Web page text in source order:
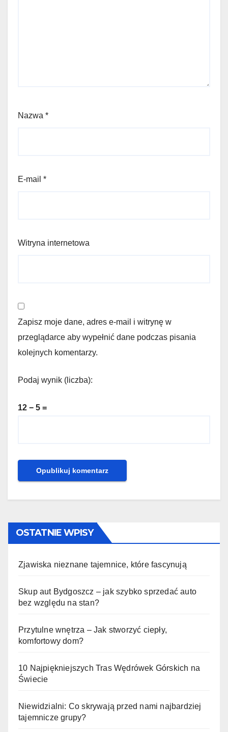
Nazwa *
E-mail *
Witryna internetowa
Zapisz moje dane, adres e-mail i witrynę w
przeglądarce aby wypełnić dane podczas pisania
kolejnych komentarzy.
Podaj wynik (liczba):
12 − 5 =
OSTATNIE WPISY
Zjawiska nieznane tajemnice, które fascynują
Skup aut Bydgoszcz – jak szybko sprzedać auto
bez względu na stan?
Przytulne wnętrza – Jak stworzyć ciepły,
komfortowy dom?
10 Najpiękniejszych Tras Wędrówek Górskich na
Świecie
Niewidzialni: Co skrywają przed nami najbardziej
tajemnicze grupy?